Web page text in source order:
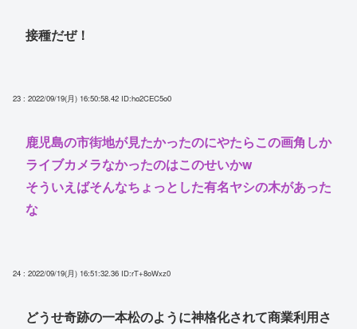
接種だぜ！
23 : 2022/09/19(月) 16:50:58.42 ID:ho2CEC5o0
鹿児島の市街地が見たかったのにやたらこの画角しか
ライブカメラなかったのはこのせいかw
そういえばそんなちょっとした有名ヤシの木があった
な
24 : 2022/09/19(月) 16:51:32.36 ID:rT+8oWxz0
どうせ奇跡の一本松のように神格化されて商業利用さ